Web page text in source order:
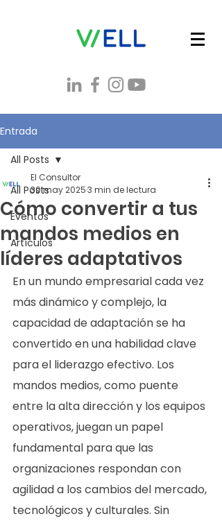
Entrada
All Posts
Eventos
Artículos
All Posts
Cómo convertir a tus
mandos medios en
líderes adaptativos
El Consultor
30 may 20253 min de lectura
En un mundo empresarial cada vez
más dinámico y complejo, la
capacidad de adaptación se ha
convertido en una habilidad clave
para el liderazgo efectivo. Los
mandos medios, como puente
entre la alta dirección y los equipos
operativos, juegan un papel
fundamental para que las
organizaciones respondan con
agilidad a los cambios del mercado,
tecnológicos y culturales. Sin